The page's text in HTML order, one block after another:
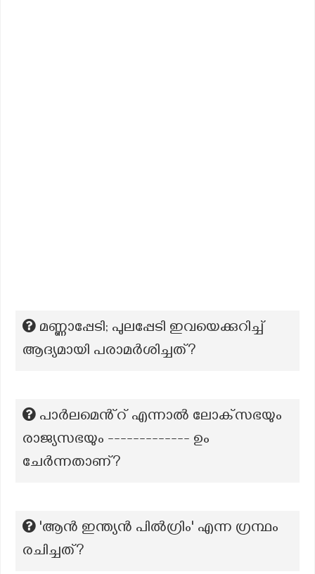
മണ്ണാപ്പേടി; പുലപ്പേടി ഇവയെക്കുറിച്ച്
ആദ്യമായി പരാമർശിച്ചത്?
പാർലമെൻ്റ് എന്നാൽ ലോക്‌സഭയും
രാജ്യസഭയും ------------- ഉം
ചേർന്നതാണ്?
'ആൻ ഇന്ത്യൻ പിൽഗ്രിം' എന്ന ഗ്രന്ഥം
രചിച്ചത്?